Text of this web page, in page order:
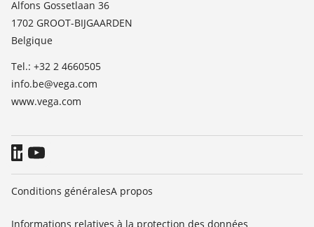
TeamViewer
News
Presse
Blog
Alfons Gossetlaan 36
1702 GROOT-BIJGAARDEN
Belgique
Tel.: +32 2 4660505
info.be@vega.com
www.vega.com
Conditions généralesA propos
Informations relatives à la protection des données